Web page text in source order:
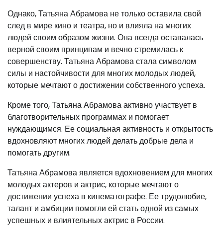
Однако, Татьяна Абрамова не только оставила свой
след в мире кино и театра, но и влияла на многих
людей своим образом жизни. Она всегда оставалась
верной своим принципам и вечно стремилась к
совершенству. Татьяна Абрамова стала символом
силы и настойчивости для многих молодых людей,
которые мечтают о достижении собственного успеха.
Кроме того, Татьяна Абрамова активно участвует в
благотворительных программах и помогает
нуждающимся. Ее социальная активность и открытость
вдохновляют многих людей делать добрые дела и
помогать другим.
Татьяна Абрамова является вдохновением для многих
молодых актеров и актрис, которые мечтают о
достижении успеха в кинематографе. Ее трудолюбие,
талант и амбиции помогли ей стать одной из самых
успешных и влиятельных актрис в России.